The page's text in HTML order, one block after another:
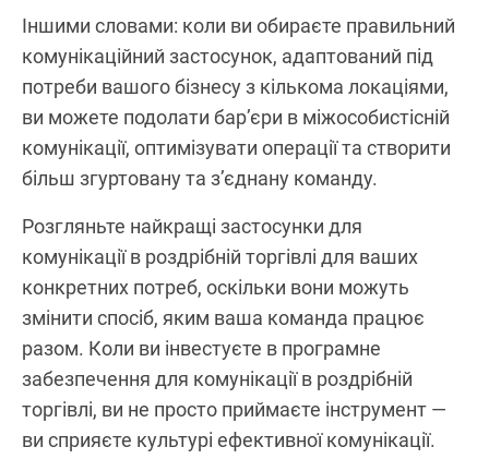
Іншими словами: коли ви обираєте правильний
комунікаційний застосунок, адаптований під
потреби вашого бізнесу з кількома локаціями,
ви можете подолати бар’єри в міжособистісній
комунікації, оптимізувати операції та створити
більш згуртовану та з’єднану команду.
Розгляньте найкращі застосунки для
комунікації в роздрібній торгівлі для ваших
конкретних потреб, оскільки вони можуть
змінити спосіб, яким ваша команда працює
разом. Коли ви інвестуєте в програмне
забезпечення для комунікації в роздрібній
торгівлі, ви не просто приймаєте інструмент —
ви сприяєте культурі ефективної комунікації.